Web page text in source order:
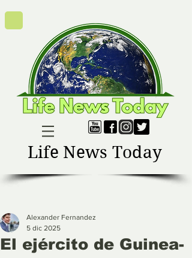
Life News Today
El ejército de Guinea-
Alexander Fernandez
5 dic 2025